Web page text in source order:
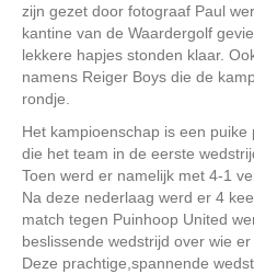
zijn gezet door fotograaf Paul
kantine van de Waardergolf
lekkere hapjes stonden klaar.
namens Reiger Boys die de
rondje.
Het kampioenschap is een
die het team in de eerste
Toen werd er namelijk met 4-1
Na deze nederlaag werd er 4
match tegen Puinhoop United
beslissende wedstrijd over wie
Deze prachtige,spannende